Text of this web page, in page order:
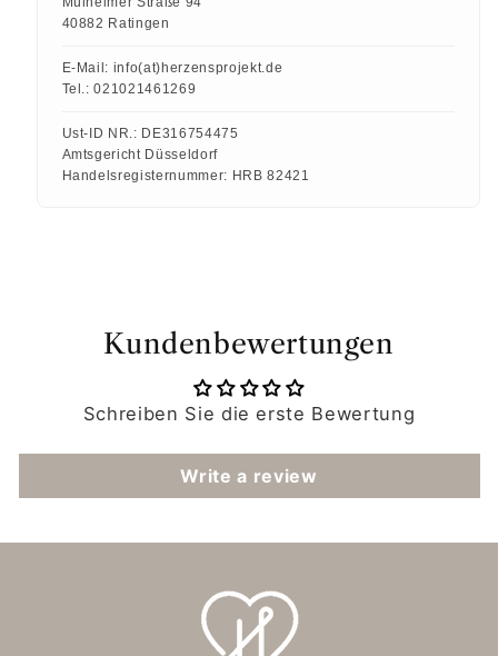
40882 Ratingen
E-Mail: info(at)herzensprojekt.de
Tel.: 021021461269
Ust-ID NR.: DE316754475
Amtsgericht Düsseldorf
Handelsregisternummer: HRB 82421
Kundenbewertungen
Schreiben Sie die erste Bewertung
Write a review